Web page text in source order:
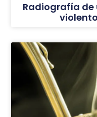
Radiografía de